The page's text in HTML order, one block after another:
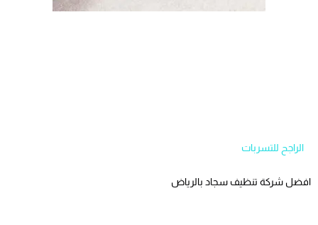
الراجح للتسربات
افضل شركة تنظيف سجاد بالرياض